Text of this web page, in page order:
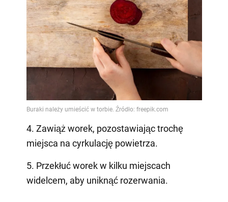
4. Zawiąż worek, pozostawiając trochę
miejsca na cyrkulację powietrza.
5. Przekłuć worek w kilku miejscach
widelcem, aby uniknąć rozerwania.